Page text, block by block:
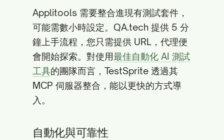
Applitools 需要整合進現有測試套件，
可能需數小時設定。QA.tech 提供 5 分
鐘上手流程，您只需提供 URL，代理便
會開始探索。對使用最佳自動化 AI 測試
工具的團隊而言，TestSprite 透過其
MCP 伺服器整合，能以更快的方式導
入。
自動化與可靠性